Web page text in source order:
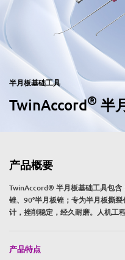
半月板基础工具
TwinAccord® 半
产品概要
TwinAccord® 半月板基础工具包含
锉、90°半月板锉；专为半月板撕
计，挫削稳定，经久耐磨。人机工
产品特点